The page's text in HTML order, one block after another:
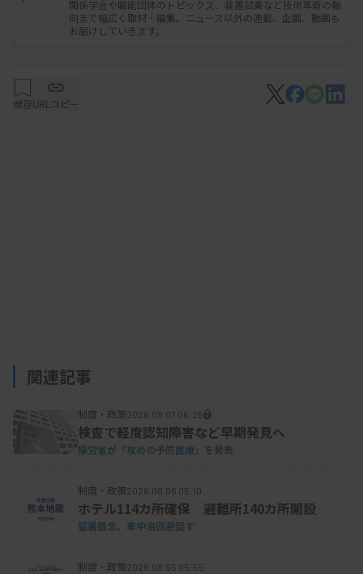
拠点施設は、終末期医療や法的脳死判定などで連
定ができる臨床検査技師が常勤していることなどが
（JOT）で、家族への説明や同意取得などに当たる
度、各地の臓器提供施設に派遣している現状を見直
す案も示した。施設に所属している看護師や臨床検
約3000人）にJOTが関連業務を委嘱し、ドナー家族
に迅速に対応できる地域密着型の斡旋体制を整え
関係学会や職能団体のトピックス、装置試薬など技術革新の動
向まで幅広く取材・編集。ニュース以外の連載、企画、動画も
お届けしていきます。
保存URLコピー
関連記事
制度・政策2026.08.07 06:25
検査で軽度認知障害など早期発見へ
厚労省が「攻めの予防医療」を発表
制度・政策2026.08.06 05:10
ホテル114カ所確保 避難所140カ所開設
猛暑懸念、車中泊回避促す
制度・政策2026.08.05 05:55